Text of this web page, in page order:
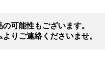
可能性もございます。
りご連絡くださいませ。